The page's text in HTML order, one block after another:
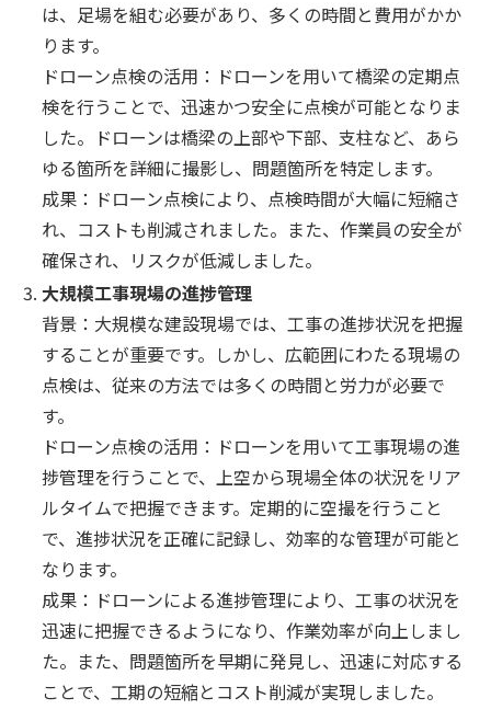
は、足場を組む必要があり、多くの時間と費用がかか
ります。
ドローン点検の活用：ドローンを用いて橋梁の定期点
検を行うことで、迅速かつ安全に点検が可能となりま
した。ドローンは橋梁の上部や下部、支柱など、あら
ゆる箇所を詳細に撮影し、問題箇所を特定します。
成果：ドローン点検により、点検時間が大幅に短縮さ
れ、コストも削減されました。また、作業員の安全が
確保され、リスクが低減しました。
大規模工事現場の進捗管理
背景：大規模な建設現場では、工事の進捗状況を把握
することが重要です。しかし、広範囲にわたる現場の
点検は、従来の方法では多くの時間と労力が必要で
す。
ドローン点検の活用：ドローンを用いて工事現場の進
捗管理を行うことで、上空から現場全体の状況をリア
ルタイムで把握できます。定期的に空撮を行うこと
で、進捗状況を正確に記録し、効率的な管理が可能と
なります。
成果：ドローンによる進捗管理により、工事の状況を
迅速に把握できるようになり、作業効率が向上しまし
た。また、問題箇所を早期に発見し、迅速に対応する
ことで、工期の短縮とコスト削減が実現しました。